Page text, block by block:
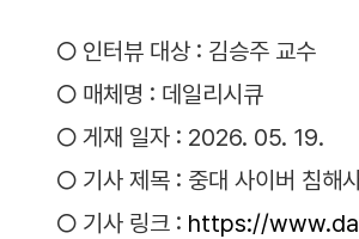
○ 인터뷰 대상 : 김승주 교수
○ 매체명 : 데일리시큐
○ 게재 일자 : 2026. 05. 19.
○ 기사 제목 : 중대 사이버 침해
○ 기사 링크 : https://